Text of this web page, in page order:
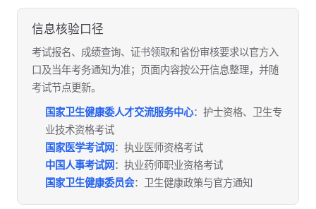
信息核验口径
考试报名、成绩查询、证书领取和省份审核要求以官方入
口及当年考务通知为准；页面内容按公开信息整理，并随
考试节点更新。
国家卫生健康委人才交流服务中心：护士资格、卫生专
业技术资格考试
国家医学考试网 ：执业医师资格考试
中国人事考试网 ：执业药师职业资格考试
国家卫生健康委员会：卫生健康政策与官方通知